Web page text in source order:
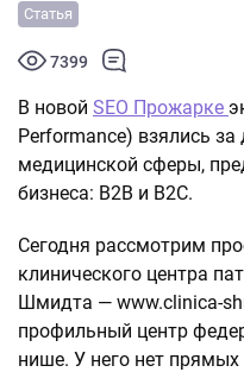
Статья
7399
В новой SEO Прожарке
Performance) взялись
медицинской сферы,
бизнеса: B2B и B2C.
Сегодня рассмотрим
клинического центра
Шмидта — www.clinica-
профильный центр
нише. У него нет